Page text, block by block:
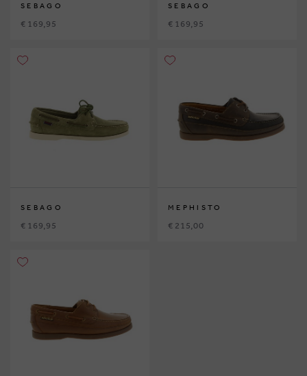
SEBAGO
€ 169,95
SEBAGO
€ 169,95
SEBAGO
€ 169,95
MEPHISTO
€ 215,00